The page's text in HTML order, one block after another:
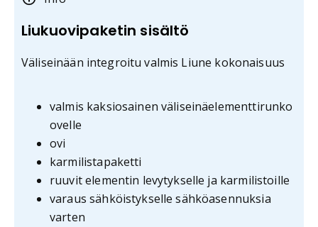
Liukuovipaketin sisältö
Väliseinään integroitu valmis Liune kokonaisuus
valmis kaksiosainen väliseinäelementtirunko
ovelle
ovi
karmilistapaketti
ruuvit elementin levytykselle ja karmilistoille
varaus sähköistykselle sähköasennuksia
varten